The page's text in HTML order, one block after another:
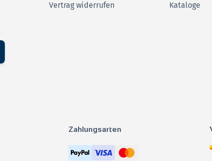
Vertrag widerrufen
Kataloge
Zahlungsarten